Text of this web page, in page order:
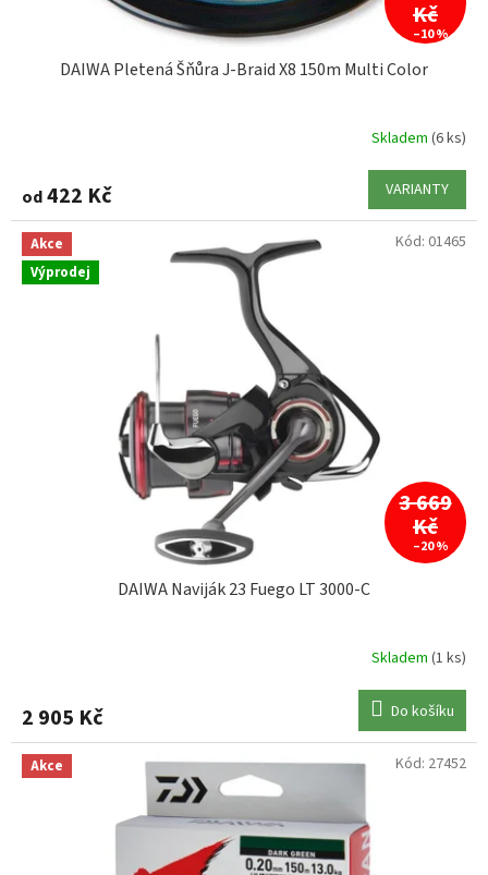
Kč
–10 %
DAIWA Pletená Šňůra J-Braid X8 150m Multi Color
Skladem (6 ks)
od422 Kč VARIANTY
Akce
Výprodej
3 669
Kč
–20 %
DAIWA Naviják 23 Fuego LT 3000-C
Skladem (1 ks)
2 905 Kč Do košíku
Kód: 01465
Akce Kód: 27452